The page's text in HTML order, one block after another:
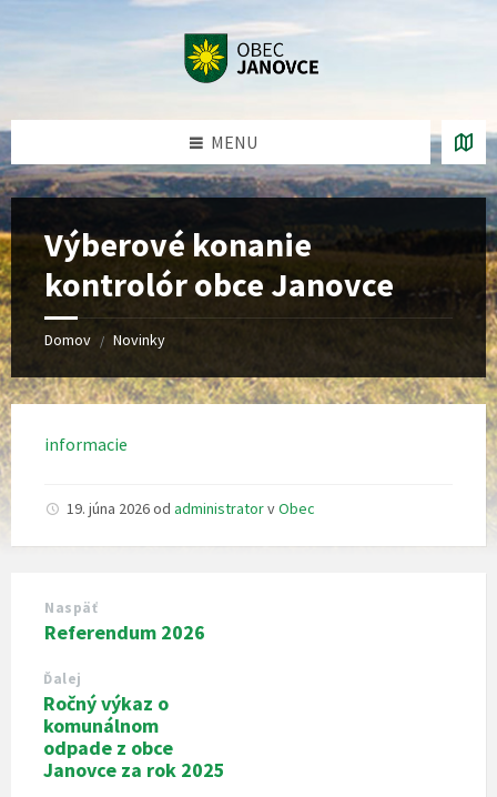
na
na
na
na
MENU
Výberové konanie
kontrolór obce Janovce
Domov / Novinky
informacie
19. júna 2026od administratorvObec
Naspäť
Referendum 2026
Ďalej
Ročný výkaz o
komunálnom
odpade z obce
Janovce za rok 2025